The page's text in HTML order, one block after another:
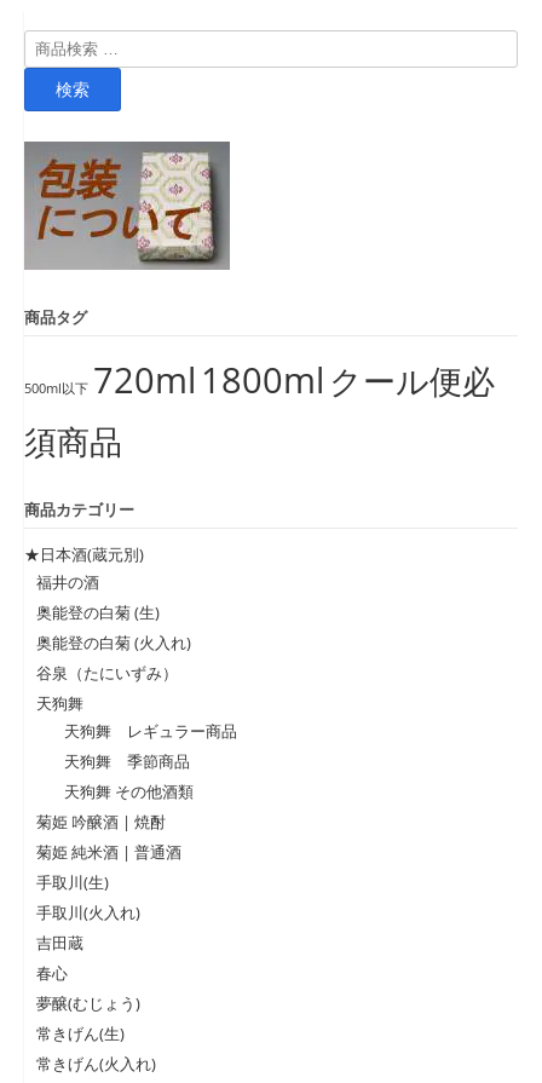
検
索
検索
商品タグ
500ml以下 720ml 1800ml クール便必
須商品
商品カテゴリー
★日本酒(蔵元別)
福井の酒
奥能登の白菊 (生)
奥能登の白菊 (火入れ)
谷泉（たにいずみ）
天狗舞
天狗舞 レギュラー商品
天狗舞 季節商品
天狗舞 その他酒類
菊姫 吟醸酒 | 焼酎
菊姫 純米酒 | 普通酒
手取川(生)
手取川(火入れ)
吉田蔵
春心
夢醸(むじょう)
常きげん(生)
常きげん(火入れ)